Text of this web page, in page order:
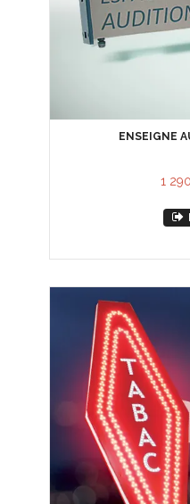
ENSEIGNE
1